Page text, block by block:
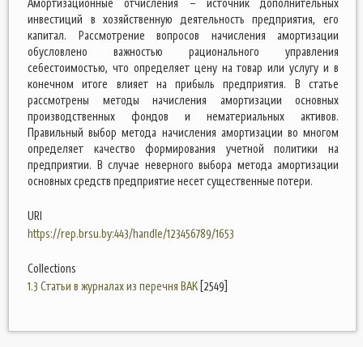
инвестиций в хозяйственную деятельность предприятия, его
капитал. Рассмотрение вопросов начисления амортизации
обусловлено важностью рационального управления
себестоимостью, что определяет цену на товар или услугу и в
конечном итоге влияет на прибыль предприятия. В статье
рассмотрены методы начисления амортизации основных
производственных фондов и нематериальных активов.
Правильный выбор метода начисления амортизации во многом
определяет качество формирования учетной политики на
предприятии. В случае неверного выбора метода амортизации
основных средств предприятие несет существенные потери.
URI
https://rep.brsu.by:443/handle/123456789/1653
Collections
1.3 Статьи в журналах из перечня ВАК [2549]